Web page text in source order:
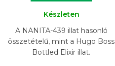
Készleten
A NANITA-439 illat hasonló
összetételű, mint a Hugo Boss
Bottled Elixir illat.